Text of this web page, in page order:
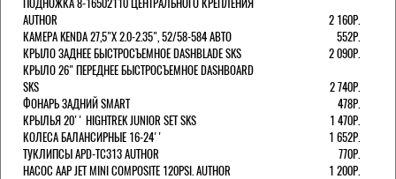
AUTHOR
2 160Р.
КАМЕРА KENDA 27,5"Х 2.0-2.35", 52/58-584 АВТО
552Р.
КРЫЛО ЗАДНЕЕ БЫСТРОСЪЕМНОЕ DASHBLADE SKS
2 090Р.
КРЫЛО 26" ПЕРЕДНЕЕ БЫСТРОСЪЕМНОЕ DASHBOARD
SKS
2 740Р.
ФОНАРЬ ЗАДНИЙ SMART
478Р.
КРЫЛЬЯ 20'' HIGHTREK JUNIOR SET SKS
1 470Р.
КОЛЕСА БАЛАНСИРНЫЕ 16-24''
1 652Р.
ТУКЛИПСЫ APD-TC313 AUTHOR
770Р.
НАСОС AAP JET MINI COMPOSITE 120PSI. AUTHOR
1 200Р.